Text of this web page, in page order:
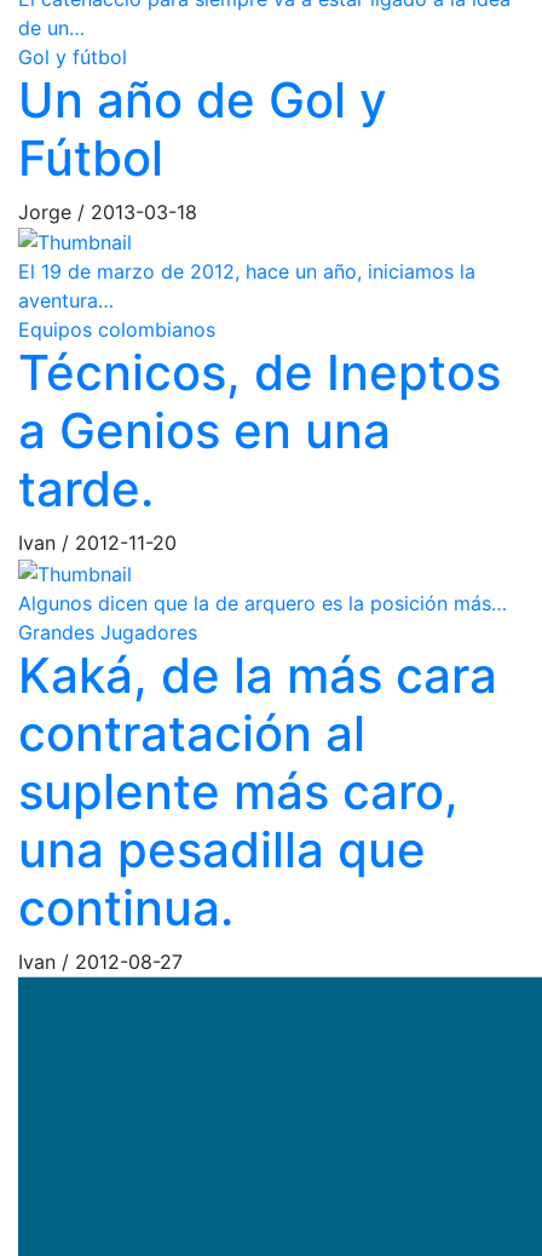
de un…
Gol y fútbol
Un año de Gol y
Fútbol
Jorge / 2013-03-18
El 19 de marzo de 2012, hace un año, iniciamos la
aventura…
Equipos colombianos
Técnicos, de Ineptos
a Genios en una
tarde.
Ivan / 2012-11-20
Algunos dicen que la de arquero es la posición más…
Grandes Jugadores
Kaká, de la más cara
contratación al
suplente más caro,
una pesadilla que
continua.
Ivan / 2012-08-27